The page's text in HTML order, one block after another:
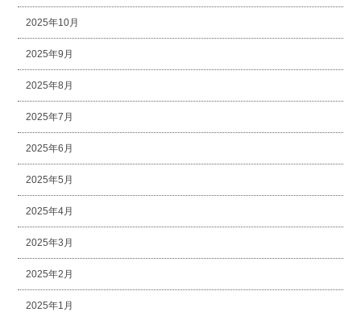
2025年10月
2025年9月
2025年8月
2025年7月
2025年6月
2025年5月
2025年4月
2025年3月
2025年2月
2025年1月